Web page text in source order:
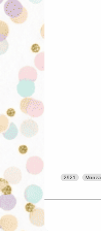
2921 Monza